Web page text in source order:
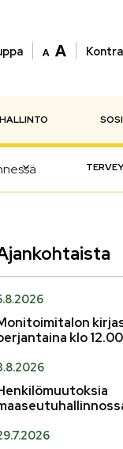
HALLINTO
klo 12.00